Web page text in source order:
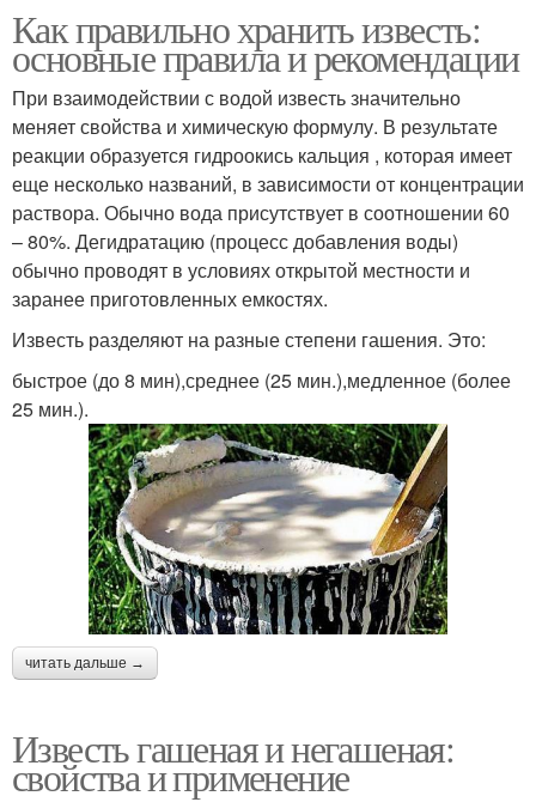
Как правильно хранить известь:
основные правила и рекомендации
При взаимодействии с водой известь значительно
меняет свойства и химическую формулу. В результате
реакции образуется гидроокись кальция , которая имеет
еще несколько названий, в зависимости от концентрации
раствора. Обычно вода присутствует в соотношении 60
– 80%. Дегидратацию (процесс добавления воды)
обычно проводят в условиях открытой местности и
заранее приготовленных емкостях.
Известь разделяют на разные степени гашения. Это:
быстрое (до 8 мин),среднее (25 мин.),медленное (более
25 мин.).
читать дальше →
Известь гашеная и негашеная:
свойства и применение